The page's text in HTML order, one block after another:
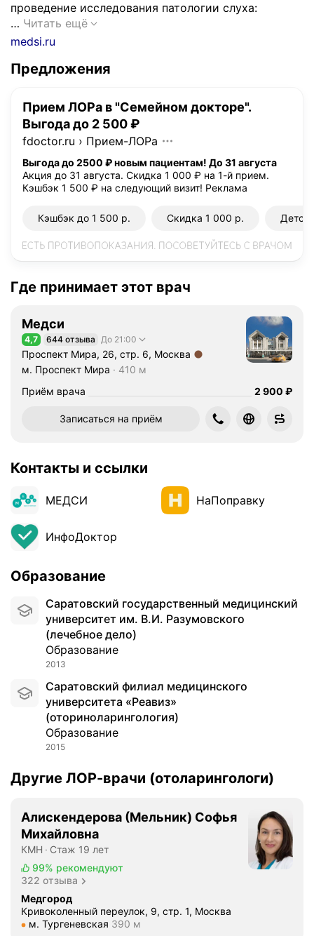
проведение исследования патологии слуха:
… Читать ещё
г
с
т
и
к
а
з
б
о
в
й
Л
О
Р
р
н
о
о
р
Л
О
Р
р
г
а
н
,
о
в
е
д
и
medsi.ru
Предложения
Прием ЛОРа в "Семейном докторе".
Выгода до 2 500 ₽
fdoctor.ru › Прием-ЛОРа
Выгода до 2500 ₽ новым пациентам! До 31 августа
Акция до 31 августа. Скидка 1 000 ₽ на 1-й прием.
Кэшбэк 1 500 ₽ на следующий визит! Реклама
Кэшбэк до 1 500 р. Скидка 1 000 р.
Где принимает этот врач
Медси
Рейтинг 4,7 из 5
4,7 644 отзыва До 21:00
Проспект Мира, 26, стр. 6, Москва
Метро м. Проспект Мира Расстояние 410 м
м. Проспект Мира
410 м
Приём врача
Цена
2900
2 900 ₽
Записаться на приём
Контакты и ссылки
МЕДСИ НаПоправку
ИнфоДоктор
Образование
Саратовский государственный медицинский
университет им. В.И. Разумовского
(лечебное дело)
Образование
2013
Саратовский филиал медицинского
университета «Реавиз»
(оториноларингология)
Образование
2015
Другие ЛОР-врачи (отоларингологи)
Алискендерова (Мельник) Софья
Михайловна
КМН
Стаж 19 лет
99% рекомендуют
322 отзыва
Медгород
Кривоколенный переулок, 9, стр. 1, Москва
Метро м. Тургеневская Расстояние 390 м
м. Тургеневская 390 м